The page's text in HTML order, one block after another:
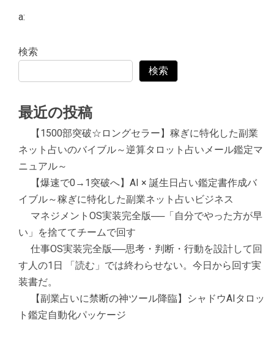
a:
検索
検索
最近の投稿
【1500部突破☆ロングセラー】稼ぎに特化した副業
ネット占いのバイブル～逆算タロット占いメール鑑定マ
ニュアル～
【爆速で0→1突破へ】AI × 誕生日占い鑑定書作成バ
イブル～稼ぎに特化した副業ネット占いビジネス
マネジメントOS実装完全版──「自分でやった方が早
い」を捨ててチームで回す
仕事OS実装完全版──思考・判断・行動を設計して回
す人の1日 「読む」では終わらせない。今日から回す実
装書だ。
【副業占いに禁断の神ツール降臨】シャドウAIタロッ
ト鑑定自動化パッケージ